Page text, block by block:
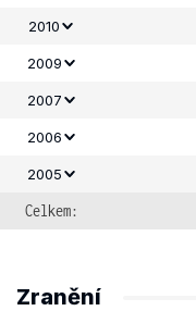
2010
2009
2007
2006
2005
Celkem:
Zranění